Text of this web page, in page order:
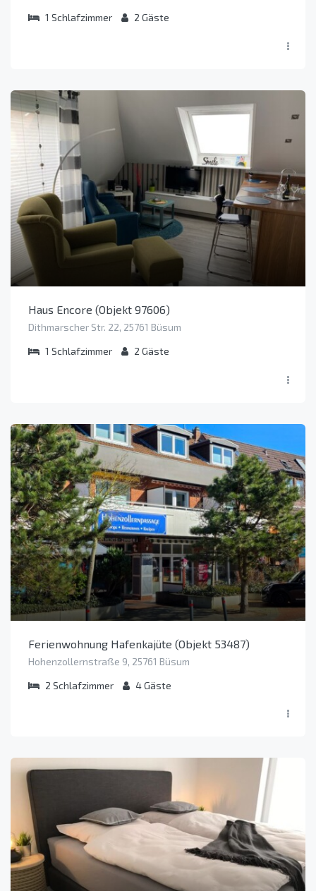
1 Schlafzimmer 2 Gäste
Haus Encore (Objekt 97606)
Dithmarscher Str. 22, 25761 Büsum
1 Schlafzimmer 2 Gäste
Ferienwohnung Hafenkajüte (Objekt 53487)
Hohenzollernstraße 9, 25761 Büsum
2 Schlafzimmer 4Gäste